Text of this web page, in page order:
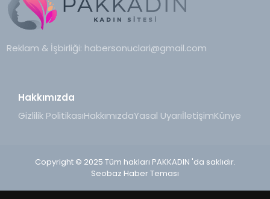
Reklam & İşbirliği: habersonuclari@gmail.com
Hakkımızda
Gizlilik PolitikasıHakkımızdaYasal UyarıİletişimKünye
Copyright © 2025 Tüm hakları PAKKADIN 'da saklıdır.
Seobaz Haber Teması